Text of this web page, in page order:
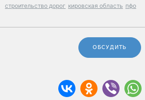
строительство дорог кировская область пфо
ОБСУДИТЬ